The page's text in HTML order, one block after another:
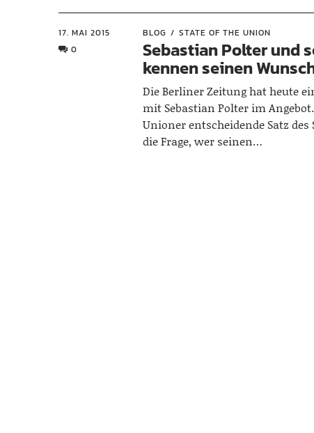
17. MAI 2015
0
BLOG STATE OF THE UNION
Sebastian Polter und
kennen seinen
Die Berliner Zeitung hat heute
mit Sebastian Polter im
Unioner entscheidende Satz
die Frage, wer seinen…